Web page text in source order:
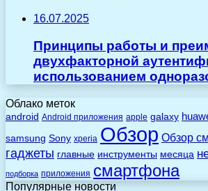
16.07.2025
Принципы работы и
двухфакторной
использованием
Облако меток
android Android приложения apple galaxy
samsung Sony xperia Обзор Обзор
гаджеты главные инструменты месяца
подборка приложения смартфона
Популярные новости